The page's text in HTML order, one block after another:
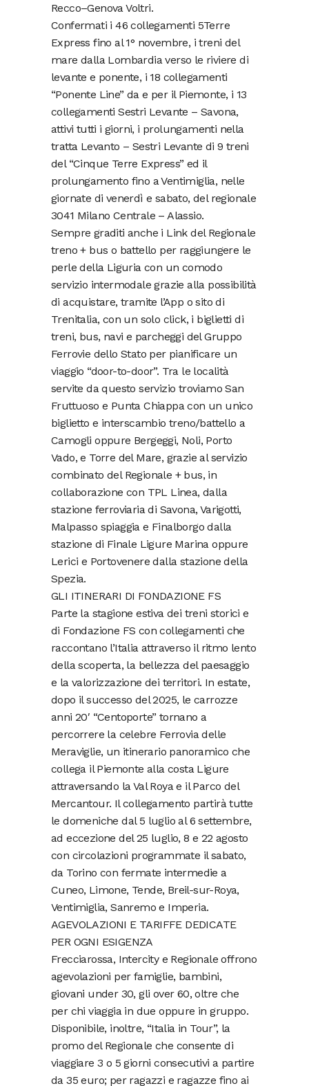
Recco–Genova Voltri.
Confermati i 46 collegamenti 5Terre
Express fino al 1° novembre, i treni del
mare dalla Lombardia verso le riviere di
levante e ponente, i 18 collegamenti
“Ponente Line” da e per il Piemonte, i 13
collegamenti Sestri Levante – Savona,
attivi tutti i giorni, i prolungamenti nella
tratta Levanto – Sestri Levante di 9 treni
del “Cinque Terre Express” ed il
prolungamento fino a Ventimiglia, nelle
giornate di venerdì e sabato, del regionale
3041 Milano Centrale – Alassio.
Sempre graditi anche i Link del Regionale
treno + bus o battello per raggiungere le
perle della Liguria con un comodo
servizio intermodale grazie alla possibilità
di acquistare, tramite l’App o sito di
Trenitalia, con un solo click, i biglietti di
treni, bus, navi e parcheggi del Gruppo
Ferrovie dello Stato per pianificare un
viaggio “door-to-door”. Tra le località
servite da questo servizio troviamo San
Fruttuoso e Punta Chiappa con un unico
biglietto e interscambio treno/battello a
Camogli oppure Bergeggi, Noli, Porto
Vado, e Torre del Mare, grazie al servizio
combinato del Regionale + bus, in
collaborazione con TPL Linea, dalla
stazione ferroviaria di Savona, Varigotti,
Malpasso spiaggia e Finalborgo dalla
stazione di Finale Ligure Marina oppure
Lerici e Portovenere dalla stazione della
Spezia.
GLI ITINERARI DI FONDAZIONE FS
Parte la stagione estiva dei treni storici e
di Fondazione FS con collegamenti che
raccontano l’Italia attraverso il ritmo lento
della scoperta, la bellezza del paesaggio
e la valorizzazione dei territori. In estate,
dopo il successo del 2025, le carrozze
anni 20′ “Centoporte” tornano a
percorrere la celebre Ferrovia delle
Meraviglie, un itinerario panoramico che
collega il Piemonte alla costa Ligure
attraversando la Val Roya e il Parco del
Mercantour. Il collegamento partirà tutte
le domeniche dal 5 luglio al 6 settembre,
ad eccezione del 25 luglio, 8 e 22 agosto
con circolazioni programmate il sabato,
da Torino con fermate intermedie a
Cuneo, Limone, Tende, Breil-sur-Roya,
Ventimiglia, Sanremo e Imperia.
AGEVOLAZIONI E TARIFFE DEDICATE
PER OGNI ESIGENZA
Frecciarossa, Intercity e Regionale offrono
agevolazioni per famiglie, bambini,
giovani under 30, gli over 60, oltre che
per chi viaggia in due oppure in gruppo.
Disponibile, inoltre, “Italia in Tour”, la
promo del Regionale che consente di
viaggiare 3 o 5 giorni consecutivi a partire
da 35 euro; per ragazzi e ragazze fino ai